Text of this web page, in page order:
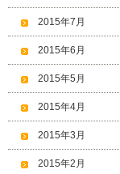
2015年7月
2015年6月
2015年5月
2015年4月
2015年3月
2015年2月